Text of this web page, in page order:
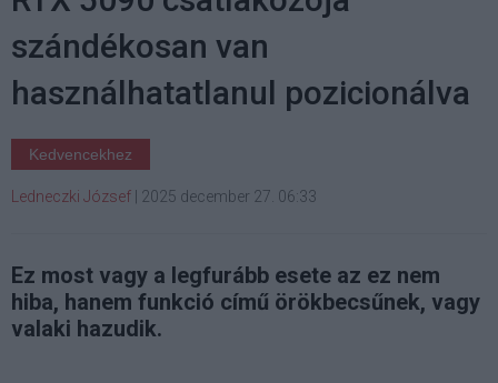
szándékosan van
használhatatlanul pozicionálva
Kedvencekhez
Ledneczki József 2025 december 27. 06:33
Ez most vagy a legfurább esete az ez nem
hiba, hanem funkció című örökbecsűnek, vagy
valaki hazudik.